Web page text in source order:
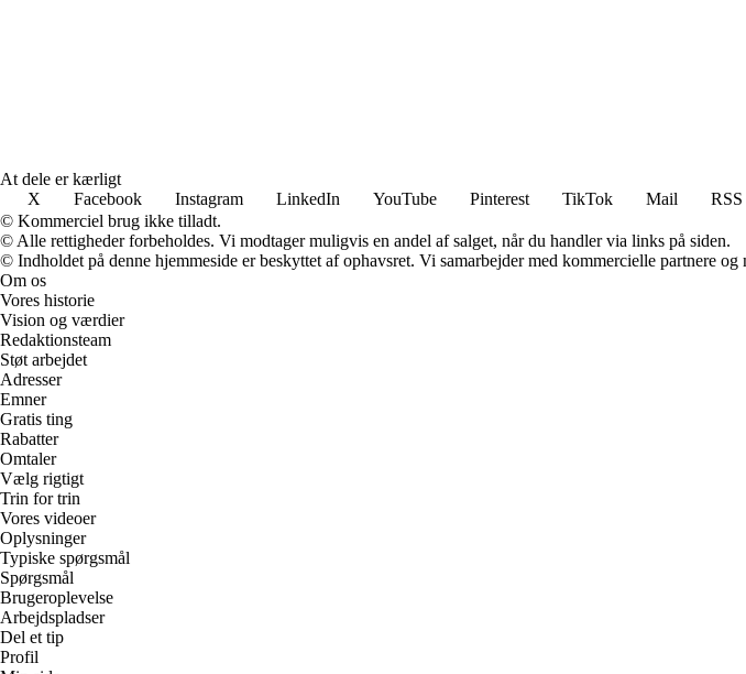
At dele er kærligt
X
Facebook Instagram LinkedIn YouTube Pinterest TikTok Mail
RSS
© Kommerciel brug ikke tilladt.
© Alle rettigheder forbeholdes. Vi modtager muligvis en andel af salget, når du handler via links på siden.
© Indholdet på denne hjemmeside er beskyttet af ophavsret. Vi samarbejder med kommercielle partnere
Om os
Vores historie
Vision og værdier
Redaktionsteam
Støt arbejdet
Adresser
Emner
Gratis ting
Rabatter
Omtaler
Vælg rigtigt
Trin for trin
Vores videoer
Oplysninger
Typiske spørgsmål
Spørgsmål
Brugeroplevelse
Arbejdspladser
Del et tip
Profil